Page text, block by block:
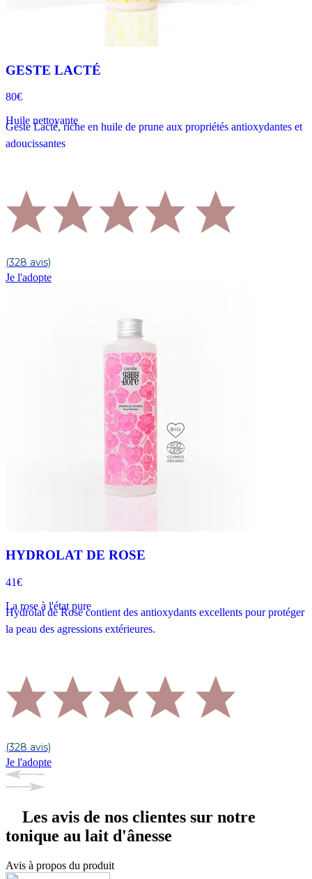
GESTE LACTÉ
80€
Huile nettoyante
Geste Lacté, riche en huile de prune aux propriétés antioxydantes et
adoucissantes
(328 avis)
Je l'adopte
HYDROLAT DE ROSE
41€
La rose à l'état pure
Hydrolat de Rose contient des antioxydants excellents pour protéger
la peau des agressions extérieures.
(328 avis)
Je l'adopte
Les avis de nos clientes sur notre
tonique au lait d'ânesse
Avis à propos du produit